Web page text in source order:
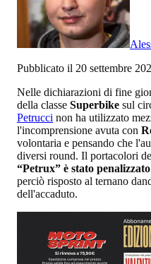
Pubblicato il 20 settembre
Nelle dichiarazioni di fine
della classe Superbike sul
Petrucci non ha utilizzato
l'incomprensione avuta con
volontaria e pensando che
diversi round. Il portacolori
“Petrux” è stato
perciò risposto al ternano
dell'accaduto.